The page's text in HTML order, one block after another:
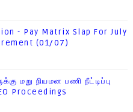
- Pay Matrix Slap For July
(01/07)
மறு நியமன பணி நீட்டிப்பு
Proceedings